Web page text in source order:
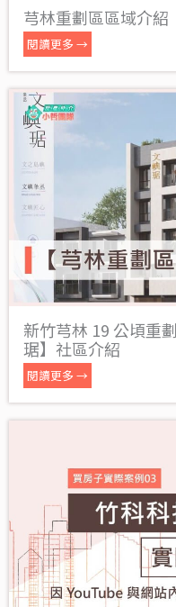
芎林重劃區區域介紹
閱讀更多 →
新竹芎林 19 公頃重
琚】社區介紹
閱讀更多 →